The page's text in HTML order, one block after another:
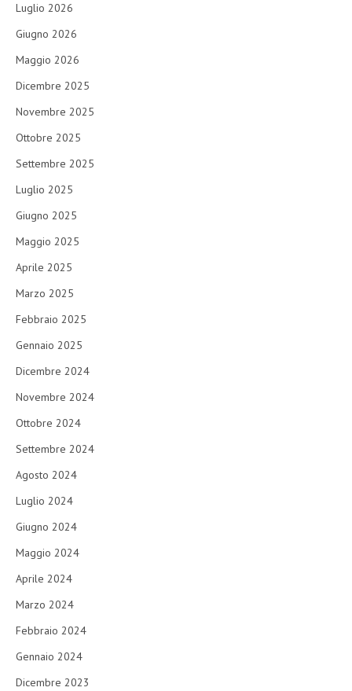
Luglio 2026
Giugno 2026
Maggio 2026
Dicembre 2025
Novembre 2025
Ottobre 2025
Settembre 2025
Luglio 2025
Giugno 2025
Maggio 2025
Aprile 2025
Marzo 2025
Febbraio 2025
Gennaio 2025
Dicembre 2024
Novembre 2024
Ottobre 2024
Settembre 2024
Agosto 2024
Luglio 2024
Giugno 2024
Maggio 2024
Aprile 2024
Marzo 2024
Febbraio 2024
Gennaio 2024
Dicembre 2023